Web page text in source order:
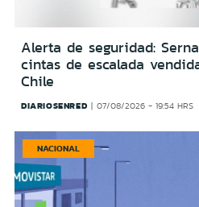
Alerta de seguridad:
cintas de escalada
Chile
DIARIOSENRED 07/08/2026 - 19:54 HRS
NACIONAL